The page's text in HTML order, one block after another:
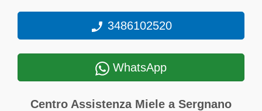
3486102520
WhatsApp
Centro Assistenza Miele a Sergnano